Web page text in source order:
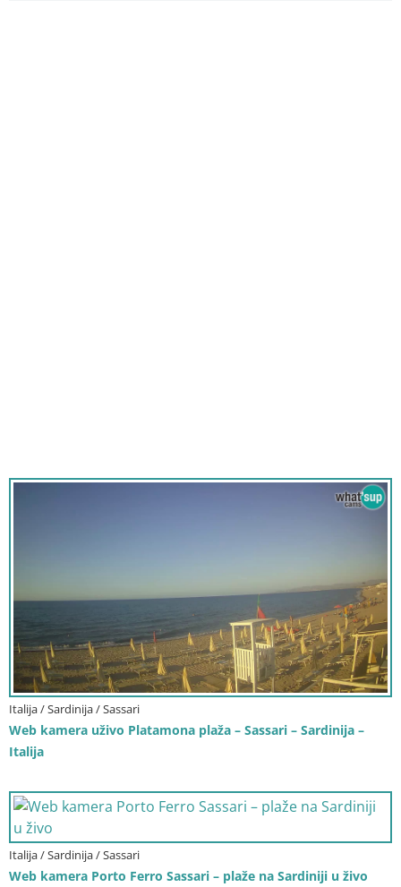
Italija / Sardinija / Sassari
Web kamera uživo Platamona plaža – Sassari – Sardinija –
Italija
Italija / Sardinija / Sassari
Web kamera Porto Ferro Sassari – plaže na Sardiniji u živo